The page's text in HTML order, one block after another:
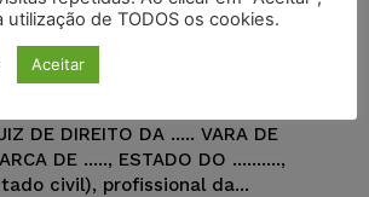
– Ação de tutela
menor órfão
DE DIREITO DA ..... VARA DE
DE ....., ESTADO DO ..........,
civil), profissional da...
de TODOS os cookies.
Aceitar